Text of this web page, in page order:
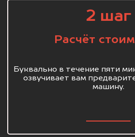
2 шаг
Расчёт
Буквально в течение пяти
озвучивает вам
машину.